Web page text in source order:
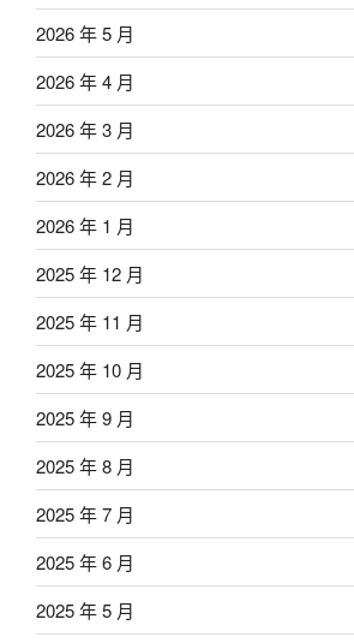
2026 年 5 月
2026 年 4 月
2026 年 3 月
2026 年 2 月
2026 年 1 月
2025 年 12 月
2025 年 11 月
2025 年 10 月
2025 年 9 月
2025 年 8 月
2025 年 7 月
2025 年 6 月
2025 年 5 月